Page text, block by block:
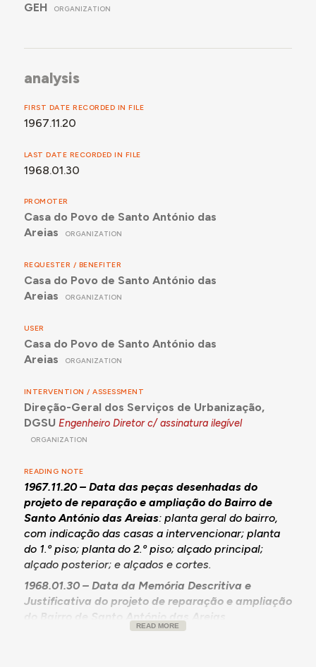
GEH
ORGANIZATION
analysis
FIRST DATE RECORDED IN FILE
1967.11.20
LAST DATE RECORDED IN FILE
1968.01.30
PROMOTER
Casa do Povo de Santo António das
Areias
ORGANIZATION
REQUESTER / BENEFITER
Casa do Povo de Santo António das
Areias
ORGANIZATION
USER
Casa do Povo de Santo António das
Areias
ORGANIZATION
INTERVENTION / ASSESSMENT
Direção-Geral dos Serviços de Urbanização,
DGSU Engenheiro Diretor c/ assinatura ilegível
ORGANIZATION
READING NOTE
1967.11.20 – Data das peças desenhadas do
projeto de reparação e ampliação do Bairro de
Santo António das Areias: planta geral do bairro,
com indicação das casas a intervencionar; planta
do 1.º piso; planta do 2.º piso; alçado principal;
alçado posterior; e alçados e cortes.
1968.01.30 – Data da Memória Descritiva e
Justificativa do projeto de reparação e ampliação
do Bairro de Santo António das Areias
(habitações n.º 1 a 20). Começa por referir que é
READ MORE